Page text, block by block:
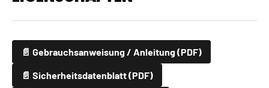
📄 Gebrauchsanweisung / Anleitung (PDF)
📄 Sicherheitsdatenblatt (PDF)